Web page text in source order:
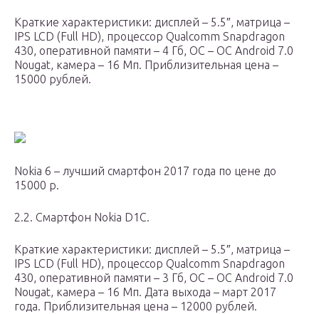
Краткие характеристики: дисплей – 5.5″, матрица –
IPS LCD (Full HD), процессор Qualcomm Snapdragon
430, оперативной памяти – 4 Гб, ОС – ОС Android 7.0
Nougat, камера – 16 Мп. Приблизительная цена –
15000 рублей.
Nokia 6 – лучший смартфон 2017 года по цене до
15000 р.
2.2. Смартфон Nokia D1C.
Краткие характеристики: дисплей – 5.5″, матрица –
IPS LCD (Full HD), процессор Qualcomm Snapdragon
430, оперативной памяти – 3 Гб, ОС – ОС Android 7.0
Nougat, камера – 16 Мп. Дата выхода – март 2017
года. Приблизительная цена – 12000 рублей.